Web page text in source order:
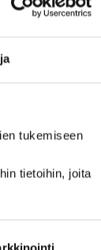
tukemiseen
tietoihin, joita